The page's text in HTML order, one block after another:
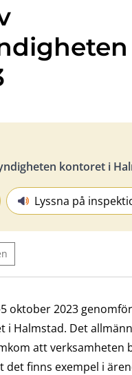
kontoret i
Lyssna på
oktober 2023
i Halmstad. Det
att verksamheten
finns exempel i